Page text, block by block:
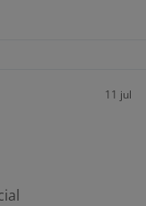
11 jul